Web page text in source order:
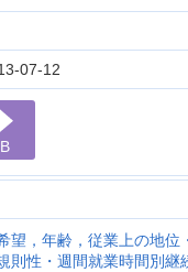
07-12
望，年齢，従業上の地位
則性・週間就業時間別継